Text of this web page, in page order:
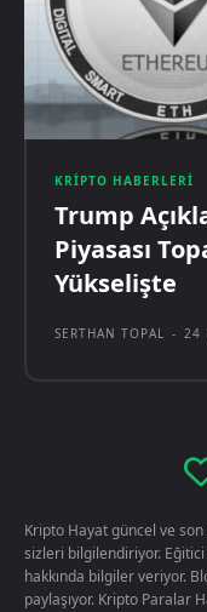
KRIPTO HABERLERI
Trump
Piyasası
Yükselişte
SERTHAN TOPAL - 24
Kripto Hayat güncel ve
sizleri bilgilendiriyor.
hakkında bilgiler veriyor.
paylaşıyor. Kripto Paralar